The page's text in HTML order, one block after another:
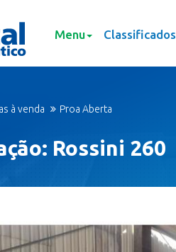
Menu Classificados
à venda Proa Aberta
Rossini 260